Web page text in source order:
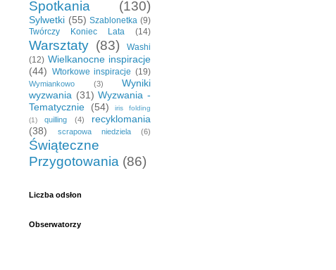
Spotkania (130)
Sylwetki (55) Szablonetka (9)
Twórczy Koniec Lata
(14)
Warsztaty (83)
Washi
(12) Wielkanocne inspiracje
(44) Wtorkowe inspiracje (19)
Wymiankowo (3)
Wyniki
wyzwania (31) Wyzwania -
Tematycznie
(54)
iris folding
(1)
quilling (4)
recyklomania
(38)
scrapowa niedziela (6)
Świąteczne
Przygotowania (86)
Liczba odsłon
Obserwatorzy